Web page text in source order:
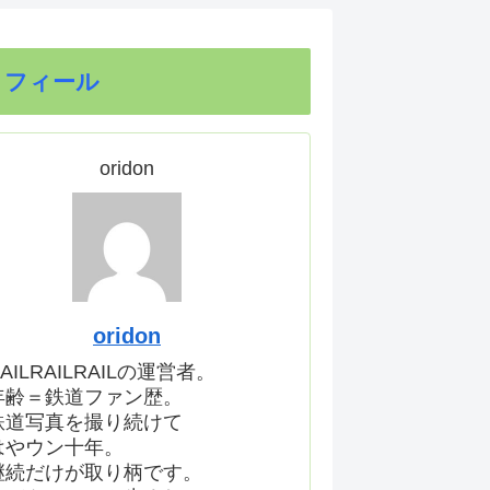
ィール
oridon
oridon
の運営者。
齢＝鉄道ファン歴。
道写真を撮り続けて
やウン十年。
続だけが取り柄です。